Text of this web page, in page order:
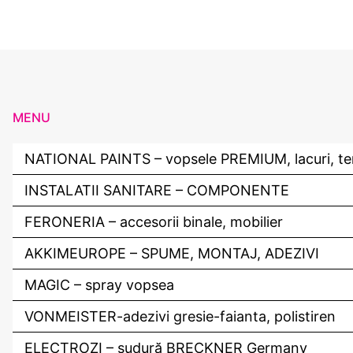
MENU
NATIONAL PAINTS – vopsele PREMIUM, lacuri,
INSTALATII SANITARE – COMPONENTE
FERONERIA – accesorii binale, mobilier
AKKIMEUROPE – SPUME, MONTAJ, ADEZIVI
MAGIC – spray vopsea
VONMEISTER-adezivi gresie-faianta, polistiren
ELECTROZI – sudură BRECKNER Germany